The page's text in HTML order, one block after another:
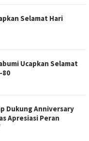
Selamat Hari
Ucapkan Selamat
80
Dukung Anniversary
Apresiasi Peran